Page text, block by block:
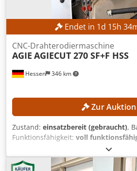
Endet in 1d 15h 34
Hessen 346 km
CNC-Drahterodiermaschine
AGIE AGIECUT 270 SF+F HSS
Zur Auktion
Zustand: einsatzbereit (gebraucht),
Funktionsfähigkeit: voll
Maschinen-/Fahrzeugnummer:
Achse:350 mm, Verfahrweg Y-Achse:
Z-Achse:
256 mm, Drahtdurchmesser